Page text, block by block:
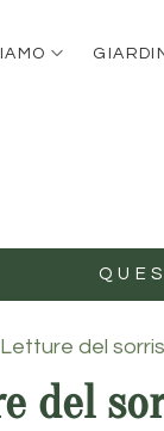
Letture del
del